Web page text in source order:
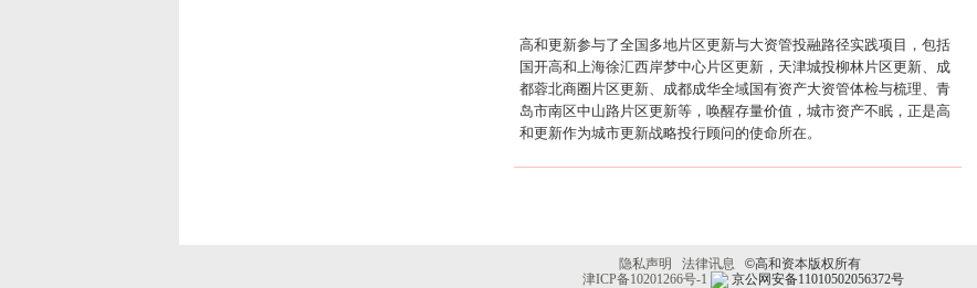
高和更新参与了全国多地片区更新与大资管投融路径实践项目，包括
国开高和上海徐汇西岸梦中心片区更新，天津城投柳林片区更新、成
都蓉北商圈片区更新、成都成华全域国有资产大资管体检与梳理、青
岛市南区中山路片区更新等，唤醒存量价值，城市资产不眠，正是高
和更新作为城市更新战略投行顾问的使命所在。
隐私声明 法律讯息 ©高和资本版权所有
津ICP备10201266号-1
京公网安备11010502056372号